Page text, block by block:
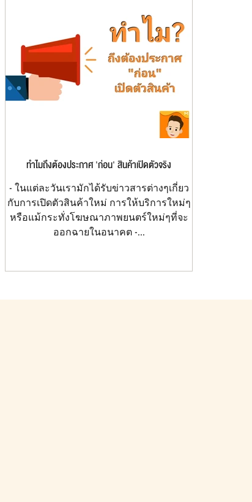
ทำไมถึงต้องประกาศ 'ก่อน' สินค้าเปิดตัวจริง
- ในแต่ละวันเรามักได้รับข่าวสารต่างๆเกี่ยว
กับการเปิดตัวสินค้าใหม่ การให้บริการใหม่ๆ
หรือแม้กระทั่งโฆษณาภาพยนตร์ใหม่ๆที่จะ
ออกฉายในอนาคต -...